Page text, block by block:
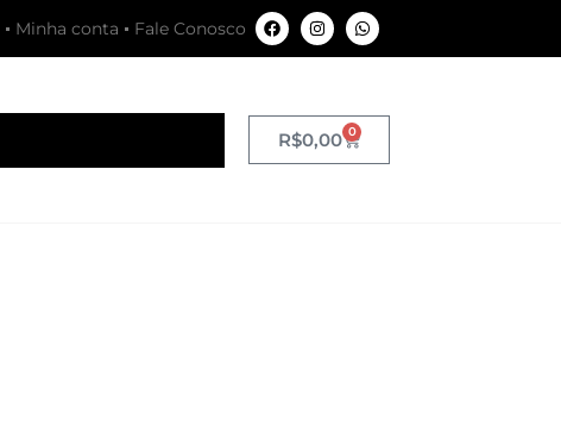
Minha conta Fale Conosco
R$0,00 0